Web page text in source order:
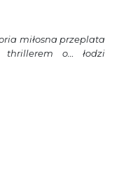
miłosna przeplata
o… łodzi